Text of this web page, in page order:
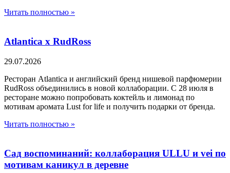
Читать полностью »
Atlantica х RudRoss
29.07.2026
Ресторан Atlantica и английский бренд нишевой парфюмерии
RudRoss объединились в новой коллаборации. С 28 июля в
ресторане можно попробовать коктейль и лимонад по
мотивам аромата Lust for life и получить подарки от бренда.
Читать полностью »
Сад воспоминаний: коллаборация ULLU и vei по
мотивам каникул в деревне